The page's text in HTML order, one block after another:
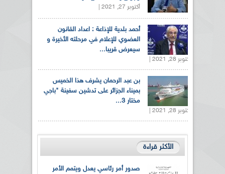
أكتوبر 27, 2021 |
أحمد بلدية للإذاعة : اعداد القانون
العضوي للإعلام في مرحلته الأخيرة و
سيعرض قريبا...
أكتوبر 28, 2021 |
بن عبد الرحمان يشرف هذا الخميس
بميناء الجزائر على تدشين سفينة "باجي
مختار 3...
أكتوبر 28, 2021 |
الأكثر قراءة
صدور أمر رئاسي يعدل ويتمم الأمر